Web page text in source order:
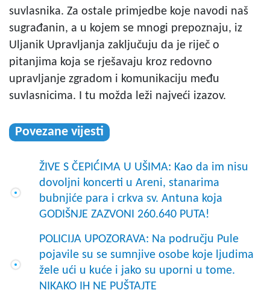
suvlasnika. Za ostale primjedbe koje navodi naš
sugrađanin, a u kojem se mnogi prepoznaju, iz
Uljanik Upravljanja zaključuju da je riječ o
pitanjima koja se rješavaju kroz redovno
upravljanje zgradom i komunikaciju među
suvlasnicima. I tu možda leži najveći izazov.
Povezane vijesti
ŽIVE S ČEPIĆIMA U UŠIMA: Kao da im nisu
dovoljni koncerti u Areni, stanarima
bubnjiće para i crkva sv. Antuna koja
GODIŠNJE ZAZVONI 260.640 PUTA!
POLICIJA UPOZORAVA: Na području Pule
pojavile su se sumnjive osobe koje ljudima
žele ući u kuće i jako su uporni u tome.
NIKAKO IH NE PUŠTAJTE